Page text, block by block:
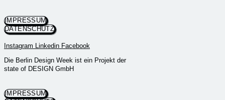
IMPRESSUM
DATENSCHUTZ
Instagram Linkedin Facebook
Die Berlin Design Week ist ein Projekt der
state of DESIGN GmbH
IMPRESSUM